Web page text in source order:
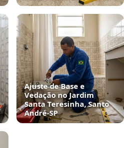
Ajuste de Base e
Vedação no Jardim
Santa Teresinha, Santo
André‑SP